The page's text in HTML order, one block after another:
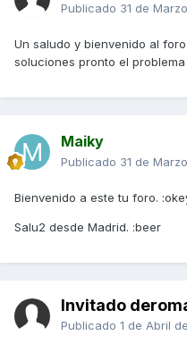
Publicado 31 de
Un saludo y bienvenido al
soluciones pronto el
Maiky
Publicado 31 de
Bienvenido a este tu foro.
Salu2 desde Madrid. :beer
Invitado
Publicado 1 de Abril